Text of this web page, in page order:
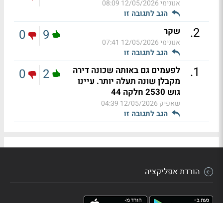
אנונימי12/05/2026 08:09
הגב לתגובה זו
2
. שקר
אנונימי12/05/2026 07:41
הגב לתגובה זו
9
0
1
.
לפעמים גם באותה שכונה דירה
מקבלן שונה תעלה יותר. עיינו
גוש 2530 חלקה 44
שאפיק 12/05/2026 04:39
הגב לתגובה זו
2
0
הורדת אפליקציה